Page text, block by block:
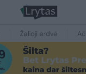
Žalioji erdvė